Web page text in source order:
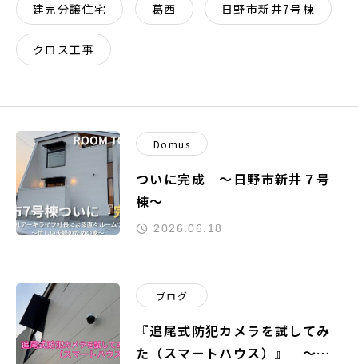
建売分譲住宅 葛西 日野市新井7号棟
クロス工事
Domus
ついに完成 ～日野市新井７号
棟～
2026.06.18
ブログ
『追尾式防犯カメラを試してみ
た（スマートハウス）』 ～日